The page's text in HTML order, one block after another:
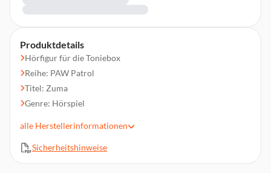
Produktdetails
Hörfigur für die Toniebox
Reihe: PAW Patrol
Titel: Zuma
Genre: Hörspiel
Magnethaftend, handbemalt, integrierter NFC-Chip
Material: Material: Kunststoff
alle Herstellerinformationen
Sicherheitshinweise